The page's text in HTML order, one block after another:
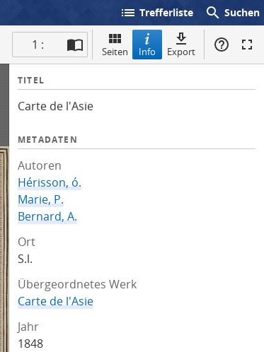
list Trefferliste search Suchen
1 : Seiten Info Export
I
f
TITEL
Carte de l'Asie
METADATEN
Autoren
Hérisson, ó.
Marie, P.
Bernard, A.
Ort
S.l.
Übergeordnetes Werk
Carte de l'Asie
Jahr
1848